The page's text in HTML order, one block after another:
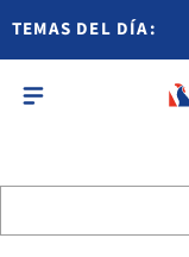
TEMAS DEL DÍA: